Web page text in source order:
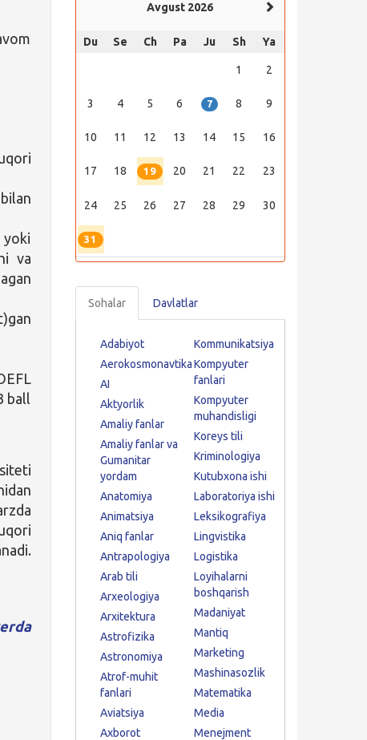
va
ball
Avgust 2026
Du Se Ch Pa Ju Sh Ya
1 2
3 4 5 6 7 8 9
10 11 12 13 14 15 16
17 18 19 20 21 22 23
24 25 26 27 28 29 30
31
Sohalar Davlatlar
Adabiyot
Aerokosmonavtika
AI
Aktyorlik
Amaliy fanlar
Amaliy fanlar va
Gumanitar
yordam
Anatomiya
Animatsiya
Aniq fanlar
Antrapologiya
Arab tili
Arxeologiya
Arxitektura
Astrofizika
Astronomiya
Atrof-muhit
fanlari
Aviatsiya
Axborot
Kommunikatsiya
Kompyuter
fanlari
Kompyuter
muhandisligi
Koreys tili
Kriminologiya
Kutubxona ishi
Laboratoriya ishi
Leksikografiya
Lingvistika
Logistika
Loyihalarni
boshqarish
Madaniyat
Mantiq
Marketing
Mashinasozlik
Matematika
Media
Menejment